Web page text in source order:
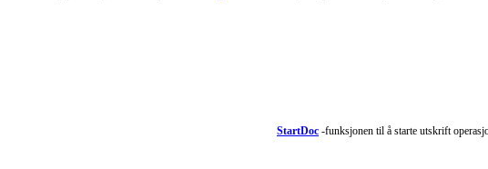
StartDoc -funksjonen til å starte utskrift